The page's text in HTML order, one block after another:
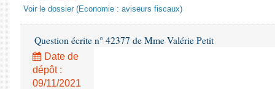
Voir le dossier (Economie : aviseurs fiscaux)
Question écrite n° 42377 de Mme Valérie Petit
Date de
dépôt :
09/11/2021